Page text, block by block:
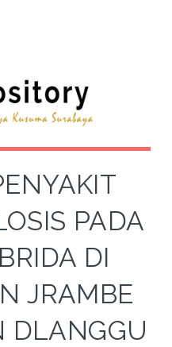
PADA
DI
JRAMBE
DLANGGU